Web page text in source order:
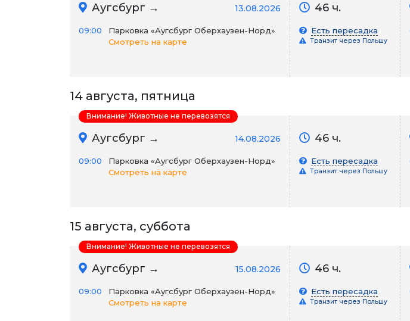
Аугсбург → 13.08.2026
09:00
Парковка «Аугсбург Оберхаузен-Норд»
Смотреть на карте
46 ч.
Есть пересадка
Транзит через Польшу
14 августа, пятница
Аугсбург → 14.08.2026
09:00
Парковка «Аугсбург Оберхаузен-Норд»
Смотреть на карте
46 ч.
Есть пересадка
Транзит через Польшу
Внимание! Животные не перевозятся
15 августа, суббота
Аугсбург → 15.08.2026
09:00
Парковка «Аугсбург Оберхаузен-Норд»
Смотреть на карте
46 ч.
Есть пересадка
Транзит через Польшу
Внимание! Животные не перевозятся